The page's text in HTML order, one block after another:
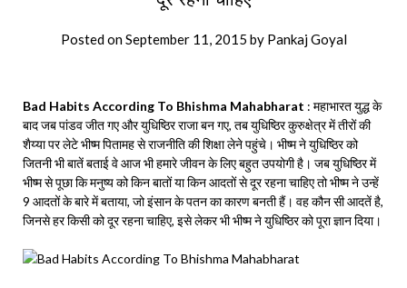
Posted onSeptember 11, 2015 by Pankaj Goyal
Bad Habits According To Bhishma Mahabharat : महाभारत युद्ध के
बाद जब पांडव जीत गए और युधिष्ठिर राजा बन गए, तब युधिष्ठिर कुरुक्षेत्र में तीरों की
शैय्या पर लेटे भीष्म पितामह से राजनीति की शिक्षा लेने पहुंचे। भीष्म ने युधिष्ठिर को
जितनी भी बातें बताई वे आज भी हमारे जीवन के लिए बहुत उपयोगी है। जब युधिष्ठिर में
भीष्म से पूछा कि मनुष्य को किन बातों या किन आदतों से दूर रहना चाहिए तो भीष्म ने उन्हें
9 आदतों के बारे में बताया, जो इंसान के पतन का कारण बनती हैं। वह कौन सी आदतें है,
जिनसे हर किसी को दूर रहना चाहिए, इसे लेकर भी भीष्म ने युधिष्ठिर को पूरा ज्ञान दिया।